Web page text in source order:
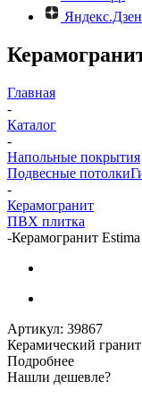
Яндекс.Дзен
Главная
-
Каталог
-
Напольные покрытия
Подвесные потолки
-
Керамогранит
ПВХ плитка
-Керамогранит
Артикул: 39867
Керамический
Подробнее
Нашли дешевле?